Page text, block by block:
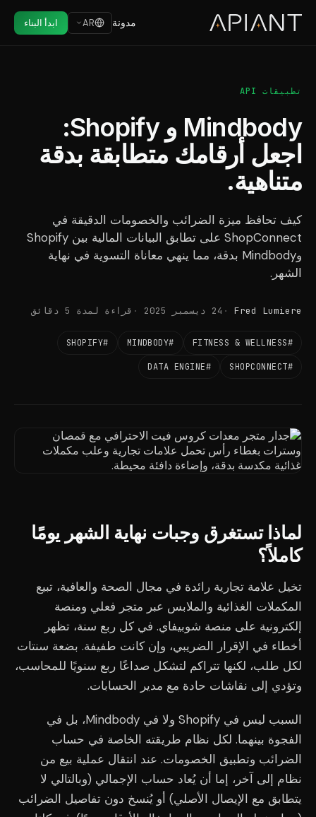
مدونة AR ابدأ البناء
تطبيقات API
Mindbody و Shopify:
اجعل أرقامك متطابقة بدقة
متناهية.
كيف تحافظ ميزة الضرائب والخصومات الدقيقة في
ShopConnect على تطابق البيانات المالية بين Shopify
وMindbody بدقة، مما ينهي معاناة التسوية في نهاية
الشهر.
Fred Lumiere 24 ديسمبر 2025 قراءة لمدة 5 دقائق
#FITNESS & WELLNESS
#MINDBODY
#SHOPIFY
#SHOPCONNECT
#DATA ENGINE
لماذا تستغرق وجبات نهاية الشهر يومًا
كاملاً؟
تخيل علامة تجارية رائدة في مجال الصحة والعافية، تبيع
المكملات الغذائية والملابس عبر متجر فعلي ومنصة
إلكترونية على منصة شوبيفاي. في كل ربع سنة، تظهر
أخطاء في الإقرار الضريبي، وإن كانت طفيفة. بضعة سنتات
لكل طلب، لكنها تتراكم لتشكل صداعًا ربع سنويًا للمحاسب،
وتؤدي إلى نقاشات حادة مع مدير الحسابات.
السبب ليس في Shopify ولا في Mindbody، بل في
الفجوة بينهما. لكل نظام طريقته الخاصة في حساب
الضرائب وتطبيق الخصومات. عند انتقال عملية بيع من
نظام إلى آخر، إما أن يُعاد حساب الإجمالي (وبالتالي لا
يتطابق مع الإيصال الأصلي) أو يُنسخ دون تفاصيل الضرائب